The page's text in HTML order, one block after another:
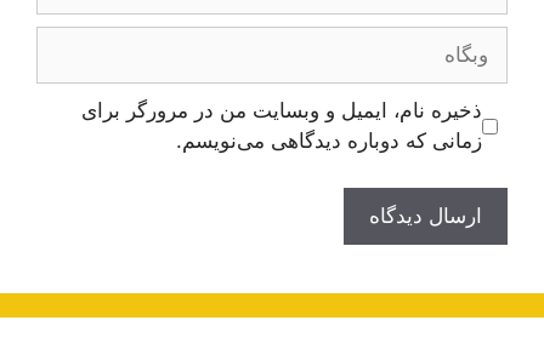
وبگاه
ذخیره نام، ایمیل و وبسایت من در مرورگر برای
زمانی که دوباره دیدگاهی می‌نویسم.